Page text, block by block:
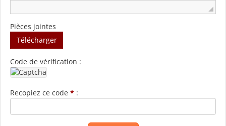
Pièces jointes
Télécharger
Code de vérification :
Recopiez ce code * :